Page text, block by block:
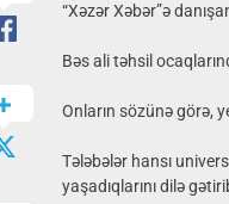
“Xəzər Xəbər”ə
Bəs ali təhsil
Onların sözünə görə,
Tələbələr hansı
yaşadıqlarını dilə